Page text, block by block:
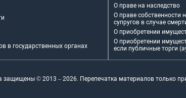
в государственных органах
О праве на наследство
О праве собственности
супругов в случае
О приобретении
О приобретении
если публичные торги
защищены © 2013 – 2026. Перепечатка материалов только